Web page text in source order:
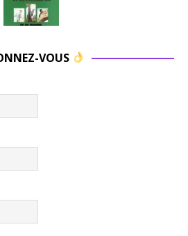
VOUS